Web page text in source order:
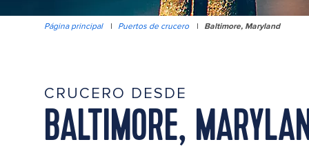
Página principal | Puertos de crucero | Baltimore, Maryland
CRUCERO DESDE
BALTIMORE,